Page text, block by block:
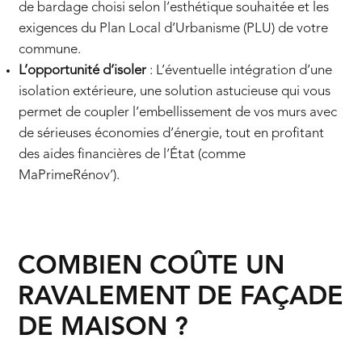
de bardage choisi selon l’esthétique souhaitée et les
exigences du Plan Local d’Urbanisme (PLU) de votre
commune.
L’opportunité d’isoler: L’éventuelle intégration d’une
isolation extérieure, une solution astucieuse qui vous
permet de coupler l’embellissement de vos murs avec
de sérieuses économies d’énergie, tout en profitant
des aides financières de l’État (comme
MaPrimeRénov’).
COMBIEN COÛTE UN
RAVALEMENT DE FAÇADE
DE MAISON ?